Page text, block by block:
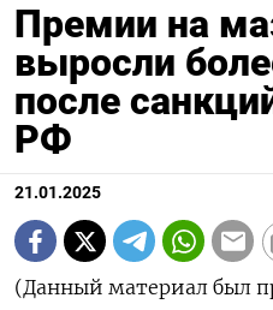
Премии на
выросли
после
РФ
21.01.2025
(Данный материал был